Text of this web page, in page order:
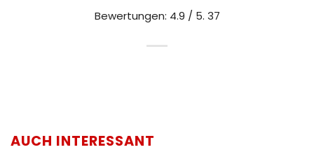
Bewertungen: 4.9 / 5. 37
AUCH INTERESSANT